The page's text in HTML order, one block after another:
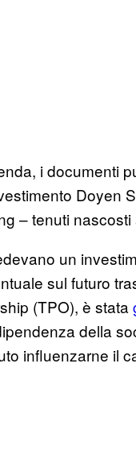
i documenti
Doyen
– tenuti
un
sul futuro
(TPO), è stata
della
influenzarne il